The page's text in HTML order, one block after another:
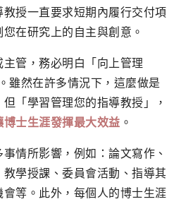
授一直要求短期內履行交付項
在研究上的自主與創意。
管，務必明白「向上管理
然在許多情況下， 這麼做是
「學習管理您的指導教授」，
博士生涯發揮最大效益 。
情所影響，例如：論文寫作、
教學授課、委員會活動、指導其
等。此外， 每個人的博士生涯